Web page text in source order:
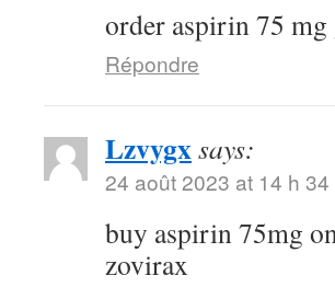
order aspirin 75 mg
Répondre
Lzvygxsays:
24 août 2023 at 14 h 34
buy aspirin 75mg
zovirax